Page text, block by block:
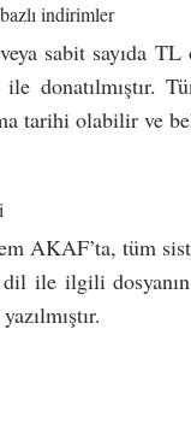
indirimler
sabit sayıda
ile donatılmıştır.
tarihi olabilir ve
AKAF’ta, tüm
dil ile ilgili